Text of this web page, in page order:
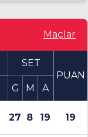
Maçlar
SET
PUAN
G M A
27 8 19 19